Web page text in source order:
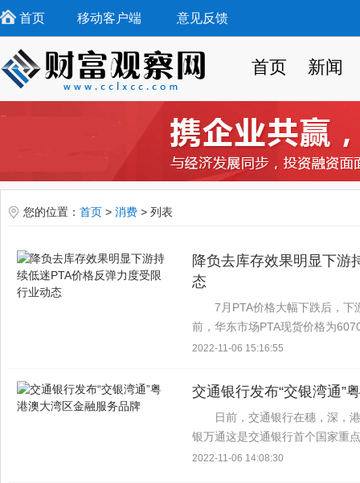
首页 移动客户端 意见反馈
首页 新闻
您的位置： 首页 > 消费 > 列表
降负去库存效果明显下游
态
7月PTA价格大幅下跌后，下
前，华东市场PTA现货价格为
算日上涨74元/吨 公开信息行业
2022-11-06 15:16:55
交通银行发布“交银湾通”
日前，交通银行在穗，深，
银万通这是交通银行首个国家重
港澳大湾区的新征程 发布会上，
2022-11-06 14:08:30